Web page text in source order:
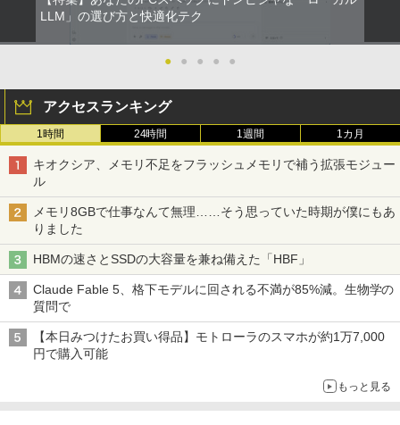
￥14,990
【2026年アップグレード版】AOKIMI ワイヤ
レスイヤホン bluetooth イヤホン V12 小型
軽量 ブルートゥースHi-Fi 最大36時間再生 ぶ
るーとゅーす コードレス ENCノイズキャン
セリング 自動ペアリング Type-C充電 マイク
付き 防水 タッチ式音量調整 スポーツ/通勤/通
￥2,599
Xiaomi シャオミ REDMI Buds 8 Lite ワイヤ
レスイヤホン Bluetooth 5.4 ノイズキャンセ
リング ANC 36時間再生
￥3,480
￥250
On My Road (Stadium ver.)
BUGS LIFE
￥1,117
by Amazon 炭酸水 ラベルレス 500ml ×24本
強炭酸水 ペットボトル 500ミリリットル (Sm
art Basic)
￥1,625
コカ・コーラ やかんの麦茶 from 爽健美茶 ラ
￥2,009
￥594
HUNTER×HUNTER モノクロ版 39 (ジャンプ
コミックスDIGITAL)
￥572
スーパーの裏でヤニ吸うふたり 9巻 (デジタル
版ビッグガンガンコミックス)
￥810
2
【楽天1位!1,600円OFFクーポン 8/4 20:
00-8/11 01:59】Xiaomi Monitor A24i 20
Hzリフレッシュレート sRGB99% 1670
万色 300nits ΔE＜1 低ブルーライト 大
画面 TÜV認証 目にやさしい 調整可能な
スタンド VESA
￥12,580
e Care ［23.8型 / フルHD(1920×1080) /
ワイド］ VA249HG
￥13,800
レイ(23.8型/ADS/FullHD 1920×1080/10
0Hz/5ms/HDMI/DP/USB Type-C/VESA/5
片田舎のおっさん、剣聖になる 11 〜
した弟子たちが俺を放ってくれない件〜
【電子書籍】[ 佐賀崎しげる ]
￥1,430
3
TACO直伝！ 知っているだけで劇的に上
達する 人体ドローイングのコツ390 [ TA
￥2,420
ちいかわ なんか小さくてかわいいやつ 1
巻～7巻 コミックセット【 新品 】ナガノ
切ない 描きおろしエピソード Twitter ツ
イッター X エックス コミック アニメ 漫
LLM」の選び方と快適化テク
● ● ● ● ●
アクセスランキング
1時間 24時間 1週間 1カ月
キオクシア、メモリ不足をフラッシュメモリで補う拡張モジュー
ル
メモリ8GBで仕事なんて無理……そう思っていた時期が僕にもあ
りました
HBMの速さとSSDの大容量を兼ね備えた「HBF」
Claude Fable 5、格下モデルに回される不満が85%減。生物学の
質問で
【本日みつけたお買い得品】モトローラのスマホが約1万7,000
円で購入可能
もっと見る